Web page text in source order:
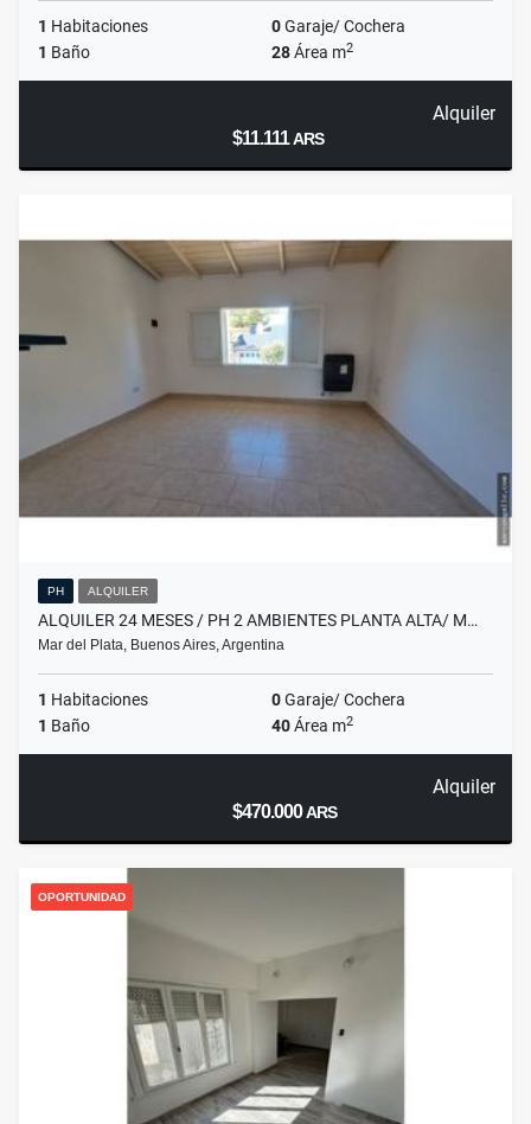
1 Habitaciones 0Garaje/ Cochera
1 Baño 28Área m2
Alquiler
$11.111ARS
PH ALQUILER
ALQUILER 24 MESES / PH 2 AMBIENTES PLANTA ALTA/ M…
Mar del Plata, Buenos Aires, Argentina
1 Habitaciones 0Garaje/ Cochera
1 Baño 40Área m2
Alquiler
$470.000ARS
OPORTUNIDAD